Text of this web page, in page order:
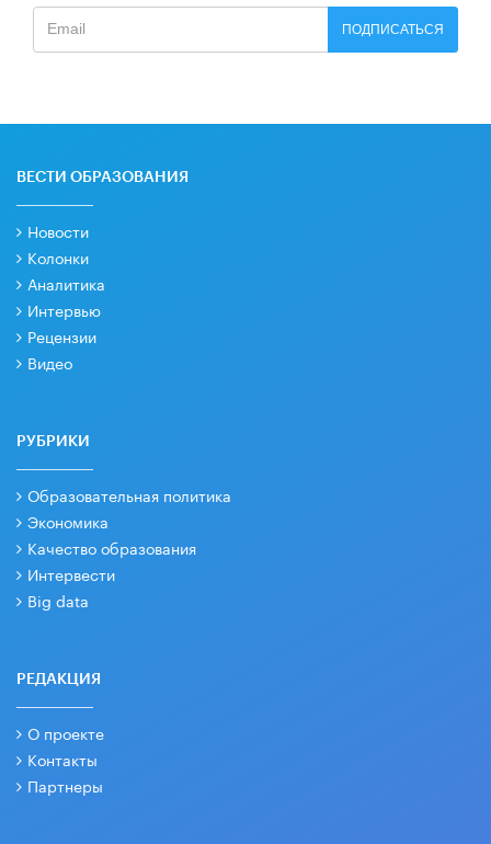
ПОДПИСАТЬСЯ
ВЕСТИ ОБРАЗОВАНИЯ
Новости
Колонки
Аналитика
Интервью
Рецензии
Видео
РУБРИКИ
Образовательная политика
Экономика
Качество образования
Интервести
Big data
РЕДАКЦИЯ
О проекте
Контакты
Партнеры